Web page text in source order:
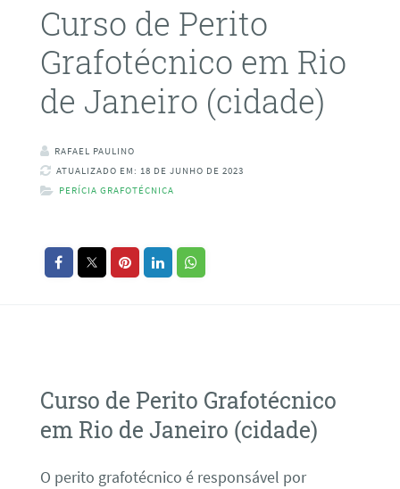
Curso de Perito
Grafotécnico em Rio
de Janeiro (cidade)
RAFAEL PAULINO
ATUALIZADO EM: 18 DE JUNHO DE 2023
PERÍCIA GRAFOTÉCNICA
Curso de Perito Grafotécnico
em Rio de Janeiro (cidade)
O perito grafotécnico é responsável por